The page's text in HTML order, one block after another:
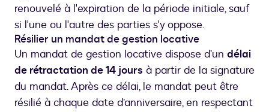
renouvelé à l'expiration de la période initiale, sauf
si l'une ou l'autre des parties s'y oppose.
Résilier un mandat de gestion locative
Un mandat de gestion locative dispose d’un délai
de rétractation de 14 jours à partir de la signature
du mandat. Après ce délai, le mandat peut être
résilié à chaque date d’anniversaire, en respectant